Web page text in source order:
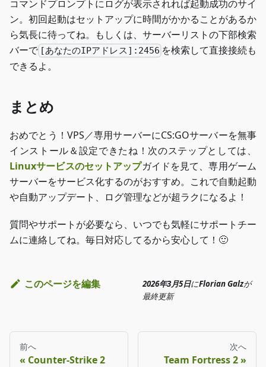
コマンドプロンプトにログが表示されれば起動成功のサイ
ン。初回起動はセットアップに時間がかかることがあるか
ら気長に待ってね。もしくは、サーバーリストの下部検索
バーで [あなたのIPアドレス]:2456 を検索して直接接続も
できるよ。
まとめ
おめでとう！VPS／専用サーバーにCS:GOサーバーを無事
インストール＆設定できたね！次のステップとしては、
Linuxサービスのセットアップガイドを見て、専用ゲーム
サーバーをサービス化するのがおすすめ。これで自動起動
や自動アップデート、ログ管理などが超ラクになるよ！
質問やサポートが必要なら、いつでも気軽にサポートチー
ムに連絡してね。毎日対応してるから安心して！🙂
このページを編集 2026年3月5日にFlorian Galzが
最終更新
前へ
Counter-Strike 2
次へ
Team Fortress 2